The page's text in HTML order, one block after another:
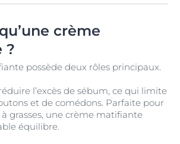
crème
?
possède deux rôles principaux.
l’excès de sébum, ce qui limite
et de comédons. Parfaite pour
grasses, une crème matifiante
équilibre.